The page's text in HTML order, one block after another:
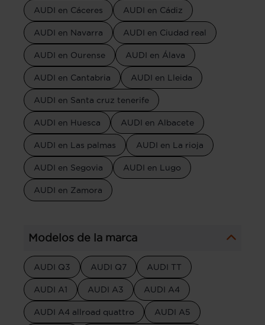
AUDI en Cáceres AUDI en Cádiz
AUDI en Navarra AUDI en Ciudad real
AUDI en Ourense AUDI en Álava
AUDI en Cantabria AUDI en Lleida
AUDI en Santa cruz tenerife
AUDI en Huesca AUDI en Albacete
AUDI en Las palmas AUDI en La rioja
AUDI en Segovia AUDI en Lugo
AUDI en Zamora
Modelos de la marca
AUDI Q3 AUDI Q7 AUDI TT
AUDI A1 AUDI A3 AUDI A4
AUDI A4 allroad quattro AUDI A5